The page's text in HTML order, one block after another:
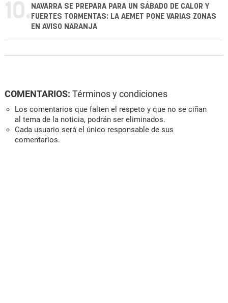
10. NAVARRA SE PREPARA PARA UN SÁBADO DE CALOR Y
FUERTES TORMENTAS: LA AEMET PONE VARIAS ZONAS
EN AVISO NARANJA
COMENTARIOS: Términos y condiciones
Los comentarios que falten el respeto y que no se ciñan
al tema de la noticia, podrán ser eliminados.
Cada usuario será el único responsable de sus
comentarios.